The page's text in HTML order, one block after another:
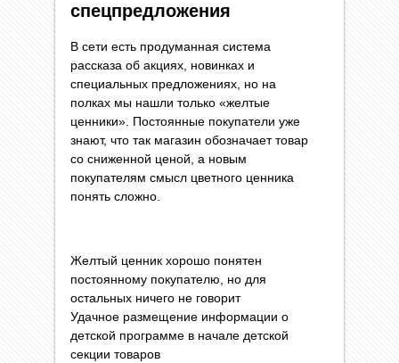
спецпредложения
В сети есть продуманная система
рассказа об акциях, новинках и
специальных предложениях, но на
полках мы нашли только «желтые
ценники». Постоянные покупатели уже
знают, что так магазин обозначает товар
со сниженной ценой, а новым
покупателям смысл цветного ценника
понять сложно.
Желтый ценник хорошо понятен
постоянному покупателю, но для
остальных ничего не говорит
Удачное размещение информации о
детской программе в начале детской
секции товаров